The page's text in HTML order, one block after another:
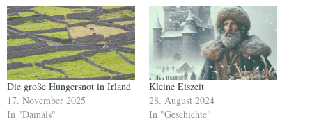
Die große Hungersnot in Irland
17. November 2025
In "Damals"
Kleine Eiszeit
28. August 2024
In "Geschichte"